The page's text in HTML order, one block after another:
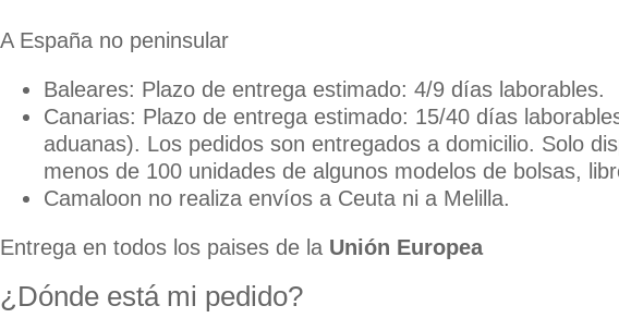
A España no peninsular
Baleares: Plazo de entrega estimado: 4/9 días laborables.
Canarias: Plazo de entrega estimado: 15/40 días
aduanas). Los pedidos son entregados a domicilio. Solo
menos de 100 unidades de algunos modelos de bolsas,
Camaloon no realiza envíos a Ceuta ni a Melilla.
Entrega en todos los paises de la Unión Europea
¿Dónde está mi pedido?